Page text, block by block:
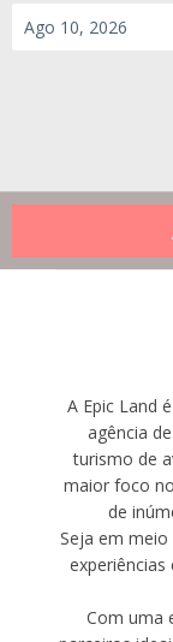
A Epic Land
agência
turismo de
maior foco
de
Seja em
experiências
Com uma